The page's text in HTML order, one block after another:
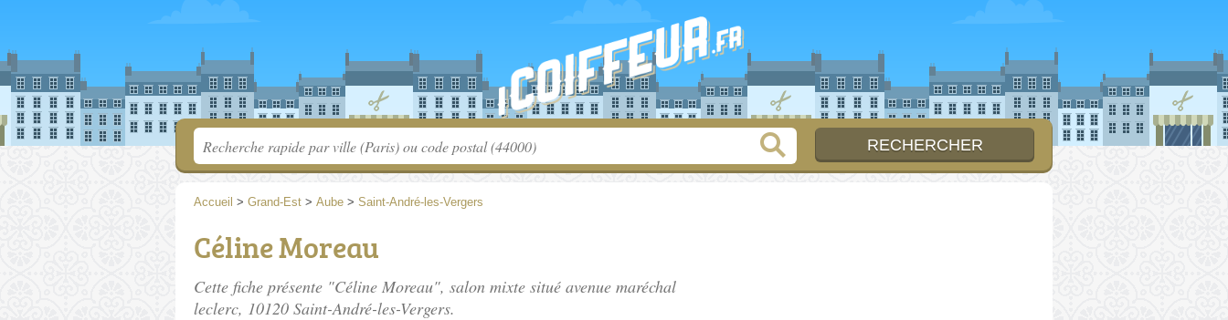
Accueil > Grand-Est > Aube > Saint-André-les-Vergers
Céline Moreau
Cette fiche présente "Céline Moreau", salon mixte situé avenue maréchal
leclerc, 10120 Saint-André-les-Vergers.